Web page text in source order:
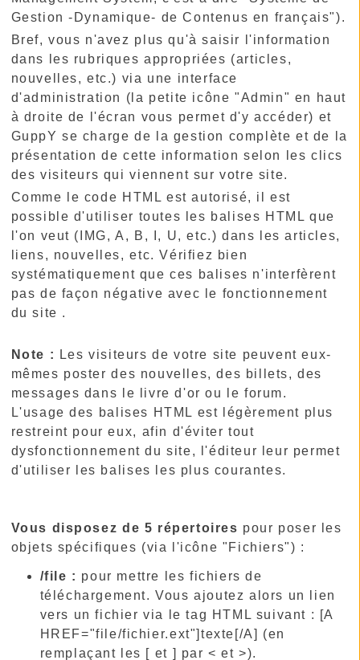
Gestion -Dynamique- de Contenus en français").
Bref, vous n'avez plus qu'à saisir l'information
dans les rubriques appropriées (articles,
nouvelles, etc.) via une interface
d'administration (la petite icône "Admin" en haut
à droite de l'écran vous permet d'y accéder) et
GuppY se charge de la gestion complète et de la
présentation de cette information selon les clics
des visiteurs qui viennent sur votre site.
Comme le code HTML est autorisé, il est
possible d'utiliser toutes les balises HTML que
l'on veut (IMG, A, B, I, U, etc.) dans les articles,
liens, nouvelles, etc. Vérifiez bien
systématiquement que ces balises n'interfèrent
pas de façon négative avec le fonctionnement
du site .
Note :
Les visiteurs de votre site peuvent eux-
mêmes poster des nouvelles, des billets, des
messages dans le livre d'or ou le forum.
L'usage des balises HTML est légèrement plus
restreint pour eux, afin d'éviter tout
dysfonctionnement du site, l'éditeur leur permet
d'utiliser les balises les plus courantes.
Vous disposez de 5 répertoires pour poser les
objets spécifiques (via l'icône "Fichiers") :
/file : pour mettre les fichiers de
téléchargement. Vous ajoutez alors un lien
vers un fichier via le tag HTML suivant : [A
HREF="file/fichier.ext"]texte[/A] (en
remplaçant les [ et ] par < et >).